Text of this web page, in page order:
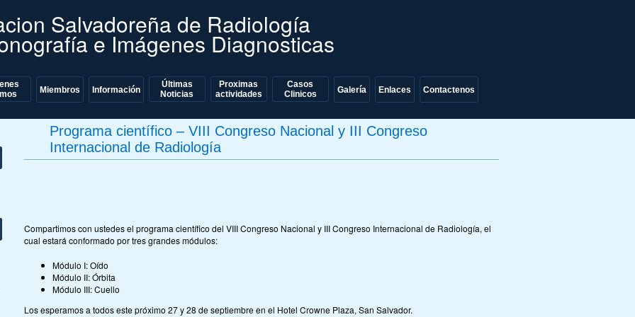
Salvadoreña de Radiología
e Imágenes Diagnosticas
Miembros Información
Últimas
Noticias
Proximas
actividades
Casos
Clinicos
Galería Enlaces Contactenos
Programa científico – VIII Congreso Nacional y III Congreso
Internacional de Radiología
Compartimos con ustedes el programa científico del VIII Congreso Nacional y III Congreso Internacional de Radiología, el
cual estará conformado por tres grandes módulos:
Módulo I: Oído
Módulo II: Órbita
Módulo III: Cuello
Los esperamos a todos este próximo 27 y 28 de septiembre en el Hotel Crowne Plaza, San Salvador.